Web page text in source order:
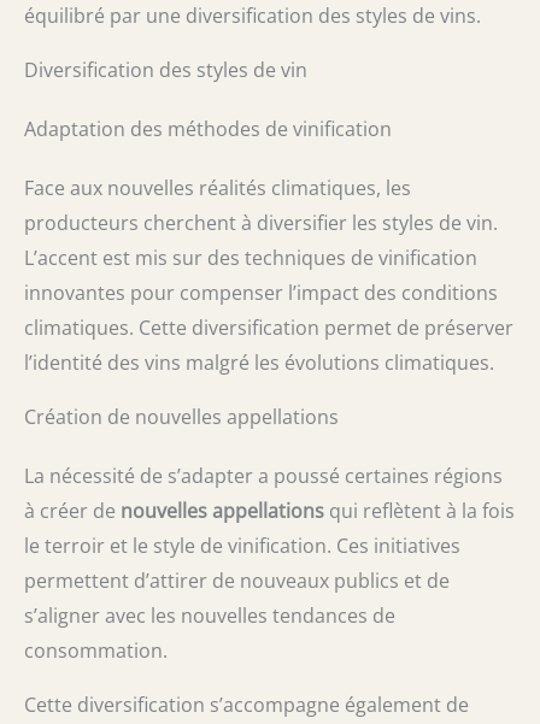
équilibré par une diversification des styles de vins.
Diversification des styles de vin
Adaptation des méthodes de vinification
Face aux nouvelles réalités climatiques, les
producteurs cherchent à diversifier les styles de vin.
L’accent est mis sur des techniques de vinification
innovantes pour compenser l’impact des conditions
climatiques. Cette diversification permet de préserver
l’identité des vins malgré les évolutions climatiques.
Création de nouvelles appellations
La nécessité de s’adapter a poussé certaines régions
à créer de nouvelles appellations qui reflètent à la fois
le terroir et le style de vinification. Ces initiatives
permettent d’attirer de nouveaux publics et de
s’aligner avec les nouvelles tendances de
consommation.
Cette diversification s’accompagne également de